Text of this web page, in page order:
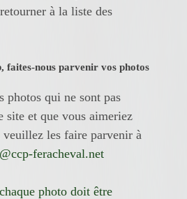
à la liste des
faites-nous parvenir vos photos
photos qui ne sont pas
site et que vous aimeriez
veuillez les faire parvenir à
feracheval.net
photo doit être